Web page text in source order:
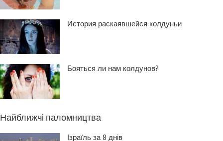
История раскаявшейся колдуньи
Бояться ли нам колдунов?
Найближчі паломництва
Ізраїль за 8 днів